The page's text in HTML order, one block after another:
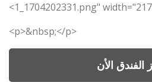
1_1704202331.png"
<p>&nbsp;</p>
الفندق الأن